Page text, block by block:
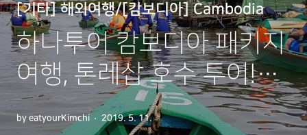
[기타] 해외여행/[캄보디아] Cambodia
하나투어 캄보디아 패키지
여행, 톤레삽 호수 투어!
(아시아에서 가장 큰 호수)
by eatyourKimchi 2019. 5. 11.